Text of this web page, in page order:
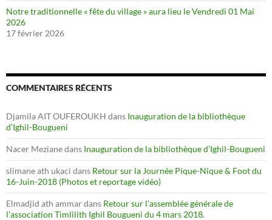
Notre traditionnelle « fête du village » aura lieu le Vendredi 01 Mai
2026
17 février 2026
COMMENTAIRES RÉCENTS
Djamila AIT OUFEROUKH dans Inauguration de la bibliothèque
d’Ighil-Bougueni
Nacer Mezianedans Inauguration de la bibliothèque d’Ighil-Bougueni
slimane ath ukaci dans Retour sur la Journée Pique-Nique & Foot du
16-Juin-2018 (Photos et reportage vidéo)
Elmadjid ath ammardans Retour sur l’assemblée générale de
l’association Timlilith Ighil Bougueni du 4 mars 2018.